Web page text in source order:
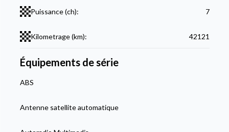
Puissance (ch): 7
Kilometrage (km): 42121
Équipements de série
ABS
Antenne satellite automatique